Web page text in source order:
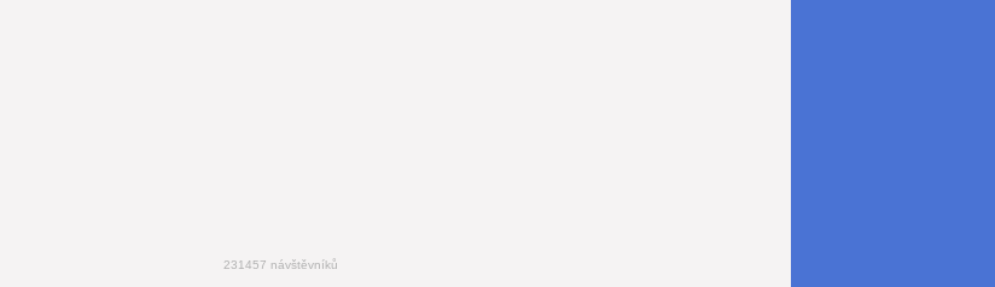
231457 návštěvníků